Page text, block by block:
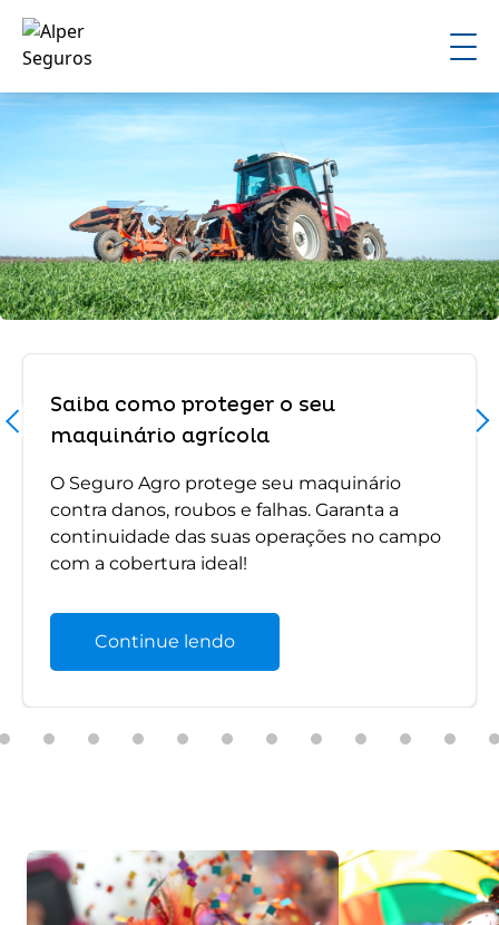
Saiba como proteger o seu
maquinário agrícola
O Seguro Agro protege seu maquinário
contra danos, roubos e falhas. Garanta a
continuidade das suas operações no campo
com a cobertura ideal!
Continue lendo